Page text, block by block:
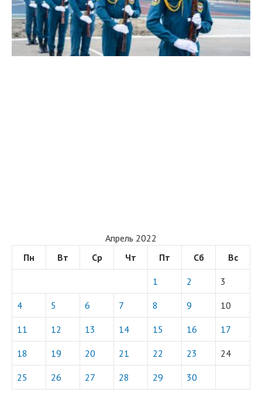
Апрель 2022
Пн
Вт Ср Чт Пт Сб Вс
1 2 3
4 5 6 7 8 9 10
11 12 13 14 15 16 17
18 19 20 21 22 23 24
25 26 27 28 29 30